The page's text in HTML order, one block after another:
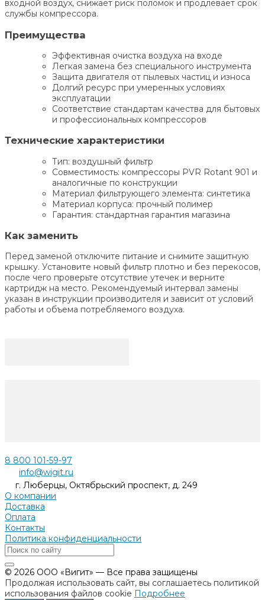
входной воздух, снижает риск поломок и продлевает срок
службы компрессора.
Преимущества
Эффективная очистка воздуха на входе
Легкая замена без специального инструмента
Защита двигателя от пылевых частиц и износа
Долгий ресурс при умеренных условиях
эксплуатации
Соответствие стандартам качества для бытовых
и профессиональных компрессоров
Технические характеристики
Тип: воздушный фильтр
Совместимость: компрессоры PVR Rotant 901 и
аналогичные по конструкции
Материал фильтрующего элемента: синтетика
Материал корпуса: прочный полимер
Гарантия: стандартная гарантия магазина
Как заменить
Перед заменой отключите питание и снимите защитную
крышку. Установите новый фильтр плотно и без перекосов,
после чего проверьте отсутствие утечек и верните
картридж на место. Рекомендуемый интервал замены
указан в инструкции производителя и зависит от условий
работы и объема потребляемого воздуха.
8 800 101-59-97
info@wigit.ru
г. Люберцы, Октябрьский проспект, д. 249
О компании
Доставка
Оплата
Контакты
Политика конфиденциальности
© 2026 ООО «Вигит» — Все права защищены
Продолжая использовать сайт, вы соглашаетесь политикой
использования файлов cookie Подробнее